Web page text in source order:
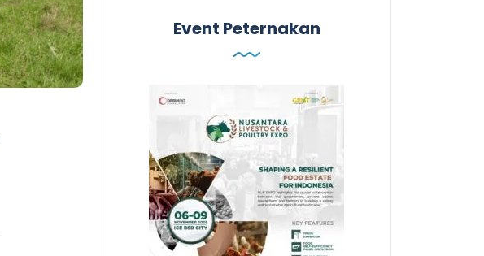
Event Peternakan